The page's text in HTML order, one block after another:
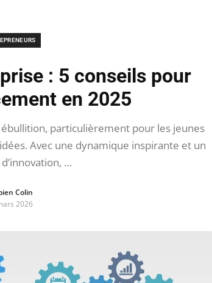
: 5 conseils pour
en 2025
particulièrement pour les jeunes
Avec une dynamique inspirante et un
…
Colin
2026